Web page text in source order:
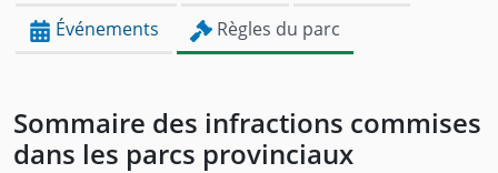
Événements Règles du parc
Sommaire des infractions commises
dans les parcs provinciaux